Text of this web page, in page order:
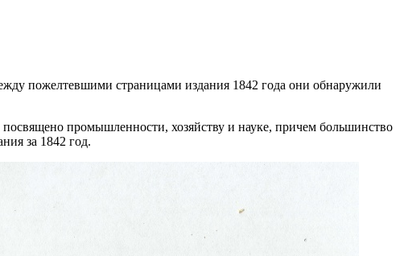
пожелтевшими страницами издания 1842 года они обнаружили
промышленности, хозяйству и науке, причем большинство
за 1842 год.